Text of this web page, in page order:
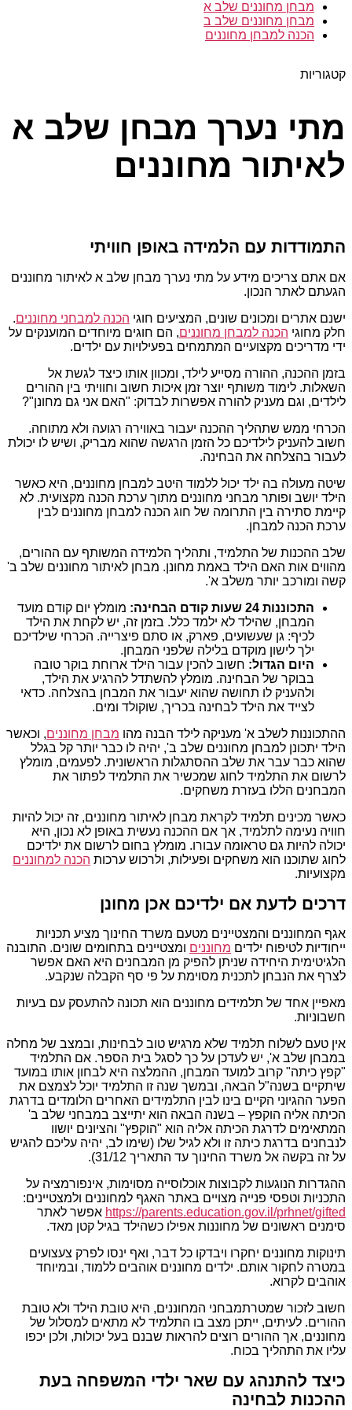
מבחן מחוננים שלב א
מבחן מחוננים שלב ב
הכנה למבחן מחוננים
קטגוריות
מתי נערך מבחן שלב א
לאיתור מחוננים
התמודדות עם הלמידה באופן חוויתי
אם אתם צריכים מידע על מתי נערך מבחן שלב א לאיתור מחוננים
הגעתם לאתר הנכון.
ישנם אתרים ומכונים שונים, המציעים חוגי הכנה למבחני מחוננים.
חלק מחוגי הכנה למבחן מחוננים, הם חוגים מיוחדים המוענקים על
ידי מדריכים מקצועיים המתמחים בפעילויות עם ילדים.
בזמן ההכנה, ההורה מסייע לילד, ומכוון אותו כיצד לגשת אל
השאלות. לימוד משותף יוצר זמן איכות חשוב וחוויתי בין ההורים
לילדים, וגם מעניק להורה אפשרות לבדוק: "האם אני גם מחונן"?
הכרחי ממש שתהליך ההכנה יעבור באווירה רגועה ולא מתוחה.
חשוב להעניק לילדיכם כל הזמן הרגשה שהוא מבריק, ושיש לו יכולת
לעבור בהצלחה את הבחינה.
שיטה מעולה בה ילד יכול ללמוד היטב למבחן מחוננים, היא כאשר
הילד יושב ופותר מבחני מחוננים מתוך ערכת הכנה מקצועית. לא
קיימת סתירה בין התרומה של חוג הכנה למבחן מחוננים לבין
ערכת הכנה למבחן.
שלב ההכנות של התלמיד, ותהליך הלמידה המשותף עם ההורים,
מהווים אות האם הילד באמת מחונן. מבחן לאיתור מחוננים שלב ב'
קשה ומורכב יותר משלב א'.
התכוננות 24 שעות קודם הבחינה:
מומלץ יום קודם מועד
המבחן, שהילד לא ילמד כלל. בזמן זה, יש לקחת את הילד
לכיף: גן שעשועים, פארק, או סתם פיצרייה. הכרחי שילדיכם
ילך לישון מוקדם בלילה שלפני המבחן.
היום הגדול: חשוב להכין עבור הילד ארוחת בוקר טובה
בבוקר של הבחינה. מומלץ להשתדל להרגיע את הילד,
ולהעניק לו תחושה שהוא יעבור את המבחן בהצלחה. כדאי
לצייד את הילד לבחינה בכריך, שוקולד ומים.
ההתכוננות לשלב א' מעניקה לילד הבנה מהו מבחן מחוננים, וכאשר
הילד יתכונן למבחן מחוננים שלב ב', יהיה לו כבר יותר קל בגלל
שהוא כבר עבר את שלב ההסתגלות הראשונית. לפעמים, מומלץ
לרשום את התלמיד לחוג שמכשיר את התלמיד לפתור את
המבחנים הללו בעזרת משחקים.
כאשר מכינים תלמיד לקראת מבחן לאיתור מחוננים, זה יכול להיות
חוויה נעימה לתלמיד, אך אם ההכנה נעשית באופן לא נכון, היא
יכולה להיות גם טראומה עבורו. מומלץ בחום לרשום את ילדיכם
לחוג שתוכנו הוא משחקים ופעילות, ולרכוש ערכות הכנה למחוננים
מקצועיות.
דרכים לדעת אם ילדיכם אכן מחונן
אגף המחוננים והמצטיינים מטעם משרד החינוך מציע תכניות
ייחודיות לטיפוח ילדים מחוננים ומצטיינים בתחומים שונים. התובנה
הלגיטימית היחידה שניתן להפיק מן המבחנים היא האם אפשר
לצרף את הנבחן לתכנית מסוימת על פי סף הקבלה שנקבע.
מאפיין אחד של תלמידים מחוננים הוא תכונה להתעסק עם בעיות
חשבוניות.
אין טעם לשלוח תלמיד שלא מרגיש טוב לבחינות, ובמצב של מחלה
במבחן שלב א', יש לעדכן על כך לסגל בית הספר. אם התלמיד
"קפץ כיתה" קרוב למועד המבחן, ההמלצה היא לבחון אותו במועד
שיתקיים בשנה"ל הבאה, ובמשך שנה זו התלמיד יוכל לצמצם את
הפער ההגיוני הקיים בינו לבין התלמידים האחרים הלומדים בדרגת
הכיתה אליה הוקפץ – בשנה הבאה הוא יתייצב במבחני שלב ב'
המתאימים לדרגת הכיתה אליה הוא "הוקפץ" והציונים יושוו
לנבחנים בדרגת כיתה זו ולא לגיל שלו (שימו לב, יהיה עליכם להגיש
על זה בקשה אל משרד החינוך עד התאריך 31/12).
ההגדרות הנוגעות לקבוצות אוכלוסייה מסוימות, אינפורמציה על
התכניות וטפסי פנייה מצויים באתר האגף למחוננים ולמצטיינים:
https://parents.education.gov.il/prhnet/gifted אפשר לאתר
סימנים ראשונים של מחוננות אפילו כשהילד בגיל קטן מאד.
תינוקות מחוננים יחקרו ויבדקו כל דבר, ואף ינסו לפרק צעצועים
במטרה לחקור אותם. ילדים מחוננים אוהבים ללמוד, ובמיוחד
אוהבים לקרוא.
חשוב לזכור שמטרתמבחני המחוננים, היא טובת הילד ולא טובת
ההורים. לעיתים, ייתכן מצב בו התלמיד לא מתאים למסלול של
מחוננים, אך ההורים רוצים להראות שבנם בעל יכולות, ולכן יכפו
עליו את התהליך בכוח.
כיצד להתנהג עם שאר ילדי המשפחה בעת
ההכנות לבחינה